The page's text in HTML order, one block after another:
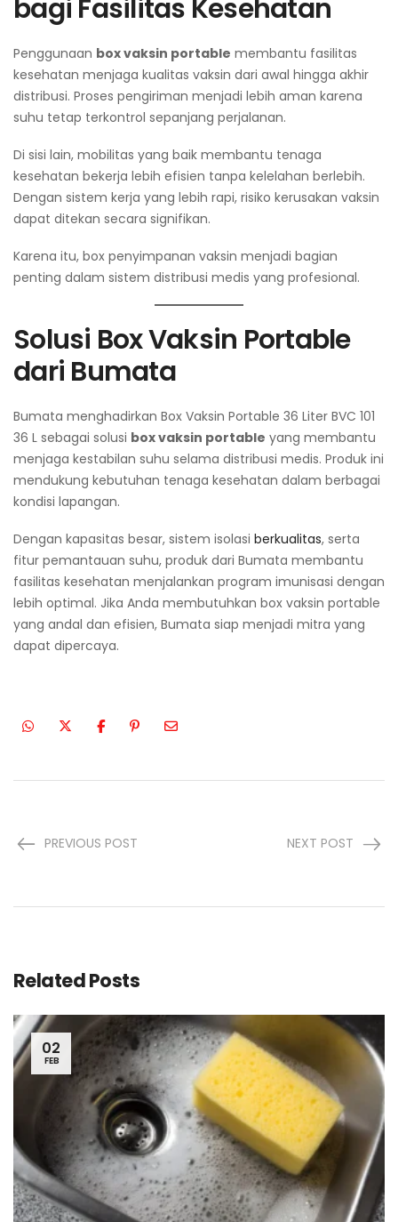
bagi Fasilitas Kesehatan
Penggunaan box vaksin portable membantu fasilitas
kesehatan menjaga kualitas vaksin dari awal hingga akhir
distribusi. Proses pengiriman menjadi lebih aman karena
suhu tetap terkontrol sepanjang perjalanan.
Di sisi lain, mobilitas yang baik membantu tenaga
kesehatan bekerja lebih efisien tanpa kelelahan berlebih.
Dengan sistem kerja yang lebih rapi, risiko kerusakan vaksin
dapat ditekan secara signifikan.
Karena itu, box penyimpanan vaksin menjadi bagian
penting dalam sistem distribusi medis yang profesional.
Solusi Box Vaksin Portable
dari Bumata
Bumata menghadirkan Box Vaksin Portable 36 Liter BVC 101
36 L sebagai solusi box vaksin portable yang membantu
menjaga kestabilan suhu selama distribusi medis. Produk ini
mendukung kebutuhan tenaga kesehatan dalam berbagai
kondisi lapangan.
Dengan kapasitas besar, sistem isolasi berkualitas, serta
fitur pemantauan suhu, produk dari Bumata membantu
fasilitas kesehatan menjalankan program imunisasi dengan
lebih optimal. Jika Anda membutuhkan box vaksin portable
yang andal dan efisien, Bumata siap menjadi mitra yang
dapat dipercaya.
PREVIOUS POST NEXT POST
Related Posts
02
FEB